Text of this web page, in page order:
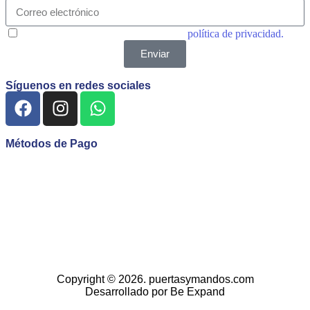
política de privacidad.
Enviar
Síguenos en redes sociales
Métodos de Pago
Copyright © 2026. puertasymandos.com
Desarrollado por Be Expand